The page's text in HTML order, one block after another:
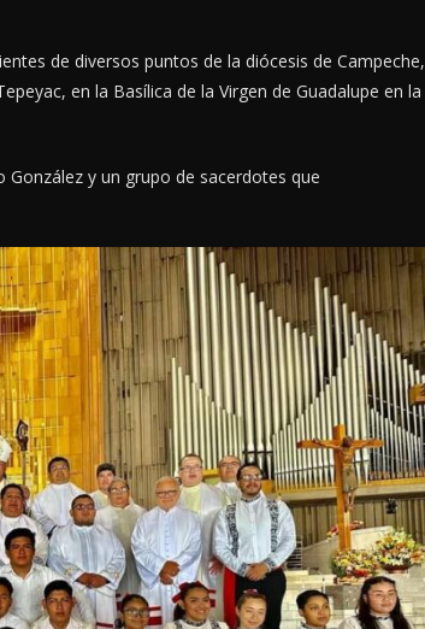
de diversos puntos de la diócesis de Campeche,
en la Basílica de la Virgen de Guadalupe en la
González y un grupo de sacerdotes que